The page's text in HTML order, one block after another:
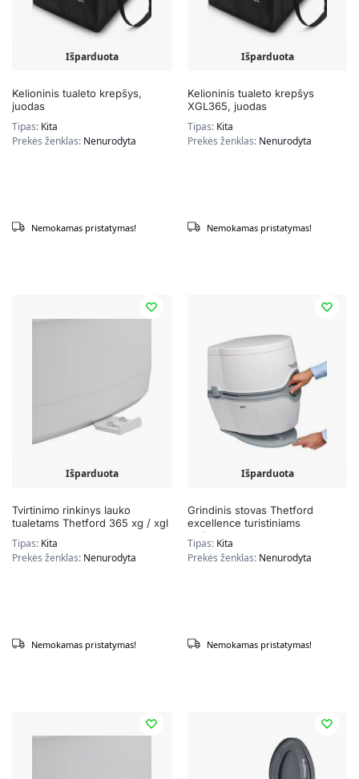
Išparduota
Kelioninis tualeto krepšys,
juodas
Tipas: Kita
Prekės ženklas: Nenurodyta
Nemokamas pristatymas!
Išparduota
Kelioninis tualeto krepšys
XGL365, juodas
Tipas: Kita
Prekės ženklas: Nenurodyta
Nemokamas pristatymas!
Išparduota
Tvirtinimo rinkinys lauko
tualetams Thetford 365 xg / xgl
Tipas: Kita
Prekės ženklas: Nenurodyta
Nemokamas pristatymas!
Išparduota
Grindinis stovas Thetford
excellence turistiniams
tualetams
Tipas: Kita
Prekės ženklas: Nenurodyta
Nemokamas pristatymas!